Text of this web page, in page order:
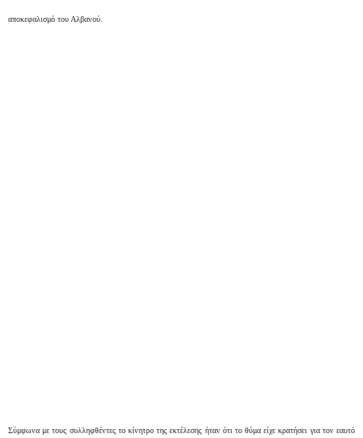
αποκεφαλισμό του Αλβανού.
Σύμφωνα με τους συλληφθέντες το κίνητρο της εκτέλεσης ήταν ότι το θύμα είχε κρατήσει για τον εαυτό